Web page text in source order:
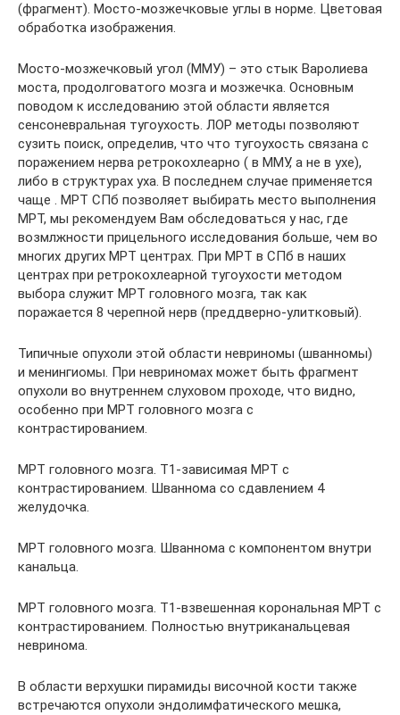
(фрагмент). Мосто-мозжечковые углы в норме. Цветовая
обработка изображения.
Мосто-мозжечковый угол (ММУ) – это стык Варолиева
моста, продолговатого мозга и мозжечка. Основным
поводом к исследованию этой области является
сенсоневральная тугоухость. ЛОР методы позволяют
сузить поиск, определив, что что тугоухость связана с
поражением нерва ретрокохлеарно ( в ММУ, а не в ухе),
либо в структурах уха. В последнем случае применяется
чаще . МРТ СПб позволяет выбирать место выполнения
МРТ, мы рекомендуем Вам обследоваться у нас, где
возмлжности прицельного исследования больше, чем во
многих других МРТ центрах. При МРТ в СПб в наших
центрах при ретрокохлеарной тугоухости методом
выбора служит МРТ головного мозга, так как
поражается 8 черепной нерв (преддверно-улитковый).
Типичные опухоли этой области невриномы (шванномы)
и менингиомы. При невриномах может быть фрагмент
опухоли во внутреннем слуховом проходе, что видно,
особенно при МРТ головного мозга с
контрастированием.
МРТ головного мозга. Т1-зависимая МРТ с
контрастированием. Шваннома со сдавлением 4
желудочка.
МРТ головного мозга. Шваннома с компонентом внутри
канальца.
МРТ головного мозга. Т1-взвешенная корональная МРТ с
контрастированием. Полностью внутриканальцевая
невринома.
В области верхушки пирамиды височной кости также
встречаются опухоли эндолимфатического мешка,